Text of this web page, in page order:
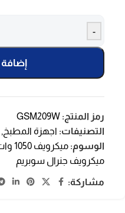
-
إضافة
رمز المنتج: GSM209W
التصنيفات: اجهزة المطبخ ,
الوسوم: ميكرويف 1050 وات - أبيض
ميكرويف جنرال سوبريم
مشاركة: